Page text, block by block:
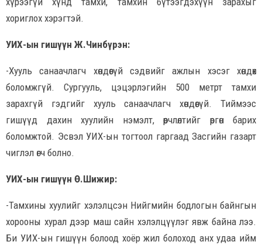
хориглох хэрэгтэй.
УИХ-ын гишүүн Ж.Чинбүрэн:
-Хууль санаачлагч хөндөөгүй сэдвийг ажлын хэсэг хөндөх
боломжгүй. Сургууль, цэцэрлэгийн 500 метрт тамхи
зарахгүй гэдгийг хууль санаачлагч хөндөөгүй. Тиймээс
гишүүд дахин хуулийн нэмэлт, өөрчлөлтийг өргөн барих
боломжтой. Эсвэл УИХ-ын тогтоол гаргаад Засгийн газарт
чиглэл өгч болно.
УИХ-ын гишүүн Ө.Шижир:
-Тамхины хуулийг хэлэлцсэн Нийгмийн бодлогын байнгын
хорооны хурал дээр маш сайн хэлэлцүүлэг явж байна лээ.
Би УИХ-ын гишүүн болоод хоёр жил болоход анх удаа ийм